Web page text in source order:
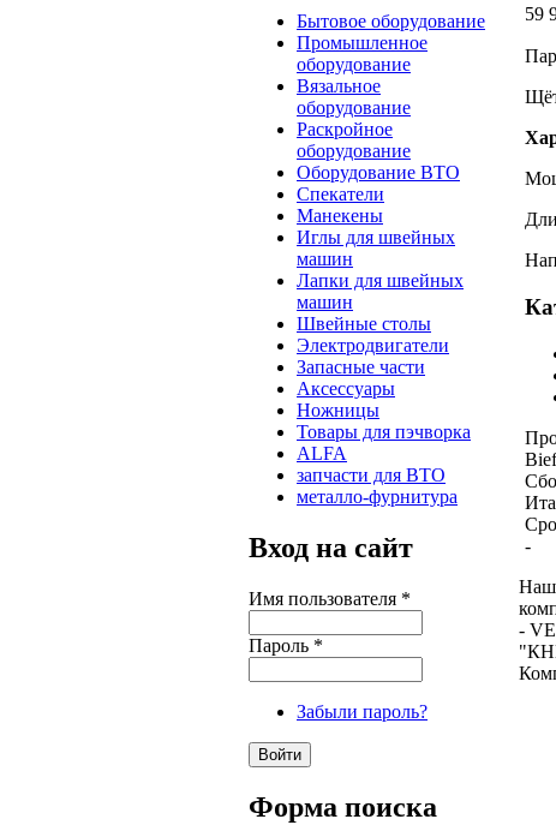
Бытовое оборудование
Промышленное
оборудование
Вязальное
оборудование
Раскройное
оборудование
Оборудование ВТО
Спекатели
Манекены
Иглы для швейных
машин
Лапки для швейных
машин
Швейные столы
Электродвигатели
Запасные части
Аксессуары
Ножницы
Товары для пэчворка
ALFA
запчасти для ВТО
металло-фурнитура
Вход на сайт
Имя пользователя *
Пароль *
Забыли пароль?
Форма поиска
59
-
-